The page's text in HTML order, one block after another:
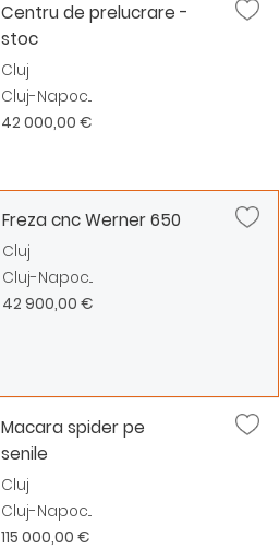
Centru de prelucrare -
stoc
Cluj
Cluj-Napoc...
42 000,00 €
Freza cnc Werner 650
Cluj
Cluj-Napoc...
42 900,00 €
Macara spider pe
senile
Cluj
Cluj-Napoc...
115 000,00 €